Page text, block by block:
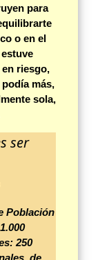
para
o en el
riesgo,
más,
sola,
ser
Población
250